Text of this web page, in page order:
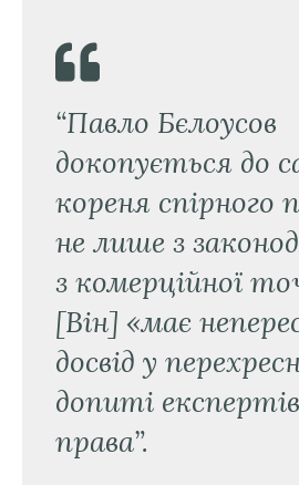
“Павло Бєлоусов
докопується до
кореня спірного
не лише з
з комерційної
[Він] «має
досвід у
допиті
права”.